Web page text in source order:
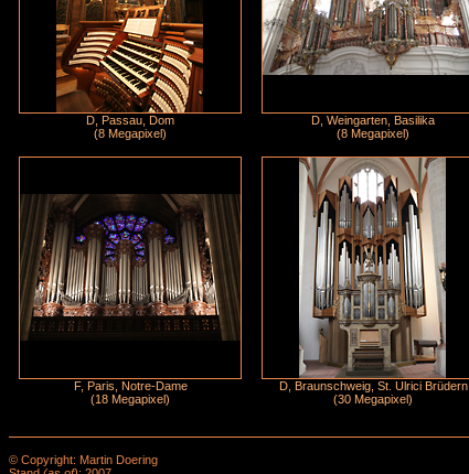
D, Passau, Dom
(8 Megapixel)
D, Weingarten, Basilika
(8 Megapixel)
F, Paris, Notre-Dame
(18 Megapixel)
D, Braunschweig, St. Ulrici Brüdern
(30 Megapixel)
© Copyright: Martin Doering